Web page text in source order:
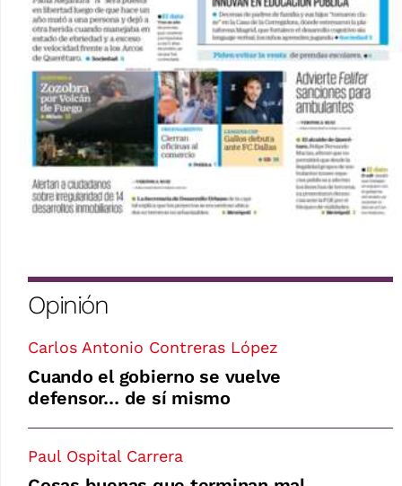
Opinión
Carlos Antonio Contreras López
Cuando el gobierno se vuelve
defensor… de sí mismo
Paul Ospital Carrera